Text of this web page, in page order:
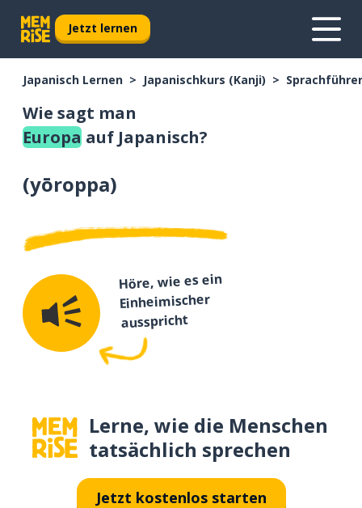
Jetzt lernen
Japanisch Lernen Japanischkurs (Kanji)
Wie sagt man
Europa auf Japanisch?
(yōroppa)
Höre, wie es ein
Einheimischer
ausspricht
Lerne, wie die Menschen
tatsächlich sprechen
Jetzt kostenlos starten